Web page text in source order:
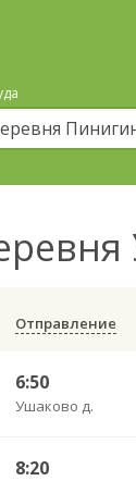
Отправление
6:50
Ушаково д.
8:20